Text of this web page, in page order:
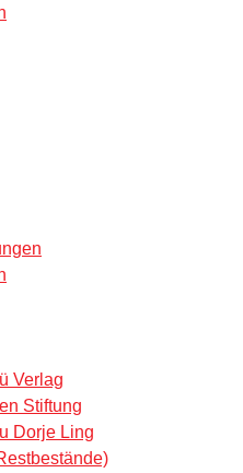
Verlag
Stiftung
Dorje Ling